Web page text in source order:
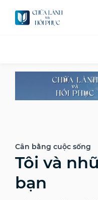
Cân bằng cuộc sống
Tôi và
bạn